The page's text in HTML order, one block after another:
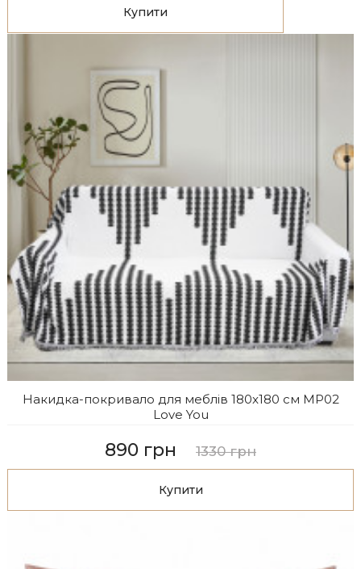
Купити
Накидка-покривало для меблів 180x180 см MP02
Love You
890 грн 1330 грн
Купити